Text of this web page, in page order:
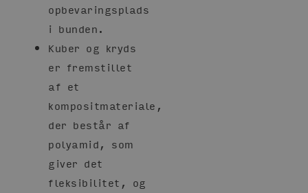
opbevaringsplads
i bunden.
Kuber og kryds
er fremstillet
af et
kompositmateriale,
der består af
polyamid, som
giver det
fleksibilitet, og